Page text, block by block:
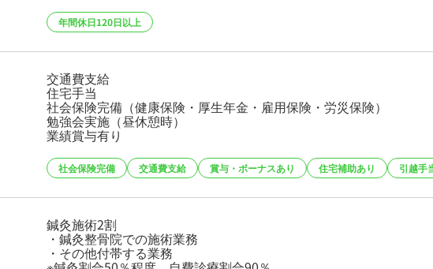
年間休日120日以上
交通費支給
住宅手当
社会保険完備（健康保険・厚生年金・雇用保険・労災保険）
勉強会実施（昼休憩時）
業績賞与有り
社会保険完備 交通費支給 賞与・ボーナスあり 住宅補助あり 引越手
鍼灸施術2割
・鍼灸整骨院での施術業務
・その他付帯する業務